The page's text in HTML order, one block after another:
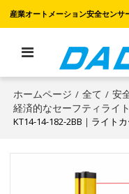
産業オートメーション安全センサ
ホームページ / 全て / 安
経済的なセーフティライ
KT14-14-182-2BB｜ライト